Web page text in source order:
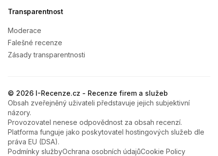
Transparentnost
Moderace
Falešné recenze
Zásady transparentnosti
© 2026 I-Recenze.cz - Recenze firem a služeb
Obsah zveřejněný uživateli představuje jejich subjektivní
názory.
Provozovatel nenese odpovědnost za obsah recenzí.
Platforma funguje jako poskytovatel hostingových služeb dle
práva EU (DSA).
Podmínky službyOchrana osobních údajůCookie Policy